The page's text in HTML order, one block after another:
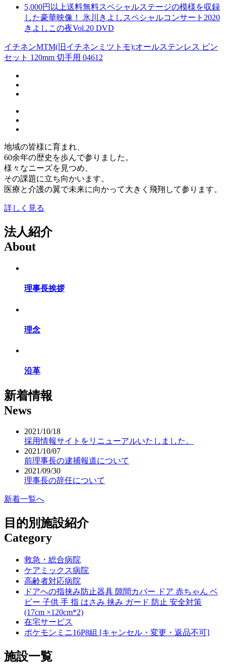
5,000円以上送料無料スペシャルステージの模様を収録
した豪華映像！ 氷川きよしスペシャルコンサート2020
きよしこの夜Vol.20 DVD
イチネンMTM(旧イチネンミツトモ):オールステンレス ピン
セット 120mm 切手用 04612
地域の皆様に育まれ、
60余年の歴史を歩んで参りました。
様々なニーズを見つめ、
その課題に立ち向かいます。
医療と介護の翼で未来に向かって大きく飛翔して参ります。
詳しく見る
法人紹介
About
理事長挨拶
理念
沿革
新着情報
News
2021/10/18
採用情報サイトをリニューアルいたしました。
2021/10/07
前理事長の逮捕報道について
2021/09/30
理事長の辞任について
新着一覧へ
目的別施設紹介
Category
救急・総合病院
ケアミックス病院
高齢者対応病院
ドアへの指挟み防止器具 隙間カバー ドア 赤ちゃん ベ
ビー 子供 手 指 はさみ 挟み ガード 防止 安全対策
(17cm ×120cm*2)
在宅サービス
ポケモンミニ16P8組 [キャンセル・変更・返品不可]
施設一覧